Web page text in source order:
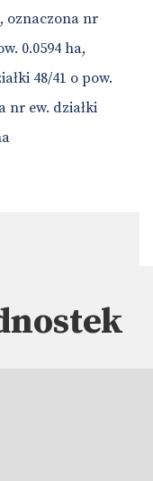
oznaczona nr
0.0594 ha,
48/41 o pow.
nr ew. działki